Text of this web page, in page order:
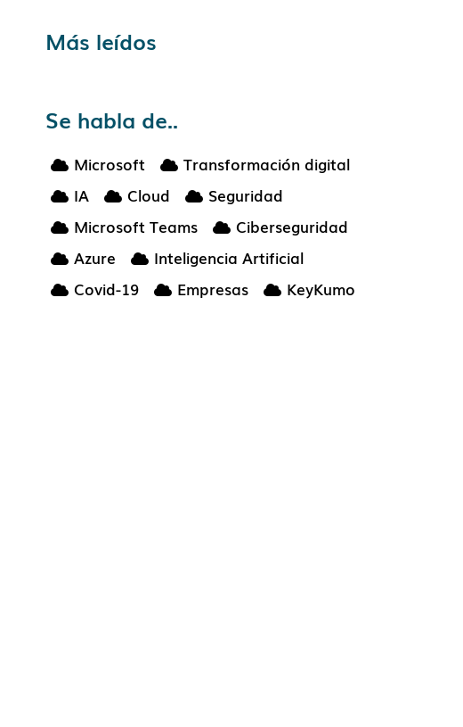
Más leídos
Se habla de..
Microsoft
Transformación digital
IA
Cloud
Seguridad
Microsoft Teams
Ciberseguridad
Azure
Inteligencia Artificial
Covid-19
Empresas KeyKumo